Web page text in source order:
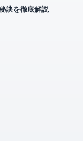
訣を徹底解説